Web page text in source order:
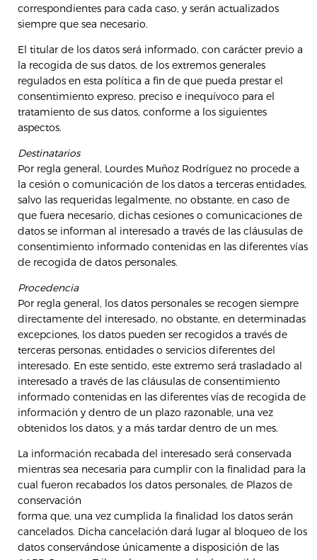
correspondientes para cada caso, y serán actualizados
siempre que sea necesario.
El titular de los datos será informado, con carácter previo a
la recogida de sus datos, de los extremos generales
regulados en esta política a fin de que pueda prestar el
consentimiento expreso, preciso e inequívoco para el
tratamiento de sus datos, conforme a los siguientes
aspectos.
Destinatarios
Por regla general, Lourdes Muñoz Rodríguez no procede a
la cesión o comunicación de los datos a terceras entidades,
salvo las requeridas legalmente, no obstante, en caso de
que fuera necesario, dichas cesiones o comunicaciones de
datos se informan al interesado a través de las cláusulas de
consentimiento informado contenidas en las diferentes vías
de recogida de datos personales.
Procedencia
Por regla general, los datos personales se recogen siempre
directamente del interesado, no obstante, en determinadas
excepciones, los datos pueden ser recogidos a través de
terceras personas, entidades o servicios diferentes del
interesado. En este sentido, este extremo será trasladado al
interesado a través de las cláusulas de consentimiento
informado contenidas en las diferentes vías de recogida de
información y dentro de un plazo razonable, una vez
obtenidos los datos, y a más tardar dentro de un mes.
La información recabada del interesado será conservada
mientras sea necesaria para cumplir con la finalidad para la
cual fueron recabados los datos personales, de Plazos de
conservación
forma que, una vez cumplida la finalidad los datos serán
cancelados. Dicha cancelación dará lugar al bloqueo de los
datos conservándose únicamente a disposición de las